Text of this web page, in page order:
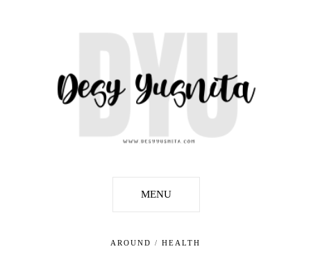
MENU
AROUND / HEALTH